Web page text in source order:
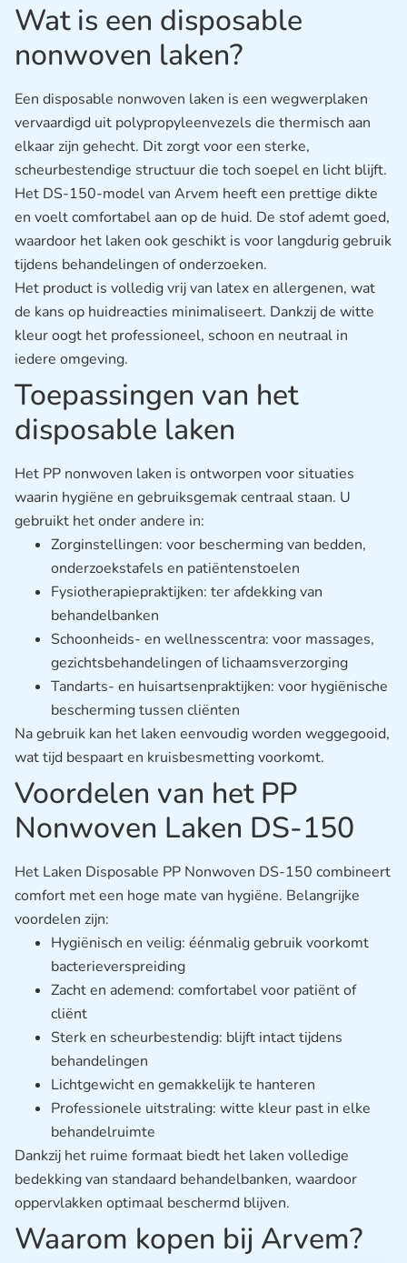
Wat is een disposable
nonwoven laken?
Een disposable nonwoven laken is een wegwerplaken
vervaardigd uit polypropyleenvezels die thermisch aan
elkaar zijn gehecht. Dit zorgt voor een sterke,
scheurbestendige structuur die toch soepel en licht blijft.
Het DS-150-model van Arvem heeft een prettige dikte
en voelt comfortabel aan op de huid. De stof ademt goed,
waardoor het laken ook geschikt is voor langdurig gebruik
tijdens behandelingen of onderzoeken.
Het product is volledig vrij van latex en allergenen, wat
de kans op huidreacties minimaliseert. Dankzij de witte
kleur oogt het professioneel, schoon en neutraal in
iedere omgeving.
Toepassingen van het
disposable laken
Het PP nonwoven laken is ontworpen voor situaties
waarin hygiëne en gebruiksgemak centraal staan. U
gebruikt het onder andere in:
Zorginstellingen: voor bescherming van bedden,
onderzoekstafels en patiëntenstoelen
Fysiotherapiepraktijken: ter afdekking van
behandelbanken
Schoonheids- en wellnesscentra: voor massages,
gezichtsbehandelingen of lichaamsverzorging
Tandarts- en huisartsenpraktijken: voor hygiënische
bescherming tussen cliënten
Na gebruik kan het laken eenvoudig worden weggegooid,
wat tijd bespaart en kruisbesmetting voorkomt.
Voordelen van het PP
Nonwoven Laken DS-150
Het Laken Disposable PP Nonwoven DS-150 combineert
comfort met een hoge mate van hygiëne. Belangrijke
voordelen zijn:
Hygiënisch en veilig: éénmalig gebruik voorkomt
bacterieverspreiding
Zacht en ademend: comfortabel voor patiënt of
cliënt
Sterk en scheurbestendig: blijft intact tijdens
behandelingen
Lichtgewicht en gemakkelijk te hanteren
Professionele uitstraling: witte kleur past in elke
behandelruimte
Dankzij het ruime formaat biedt het laken volledige
bedekking van standaard behandelbanken, waardoor
oppervlakken optimaal beschermd blijven.
Waarom kopen bij Arvem?